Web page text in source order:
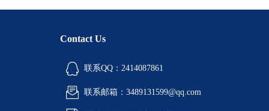
Contact Us
联系QQ：2414087861
联系邮箱：3489131599@qq.com